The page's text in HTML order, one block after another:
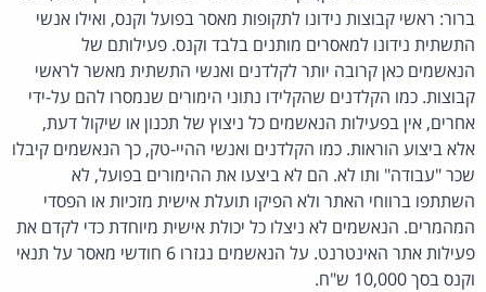
ברור: ראשי קבוצות נידונו לתקופות מאסר בפועל וקנס, ואילו אנשי
התשתית נידונו למאסרים מותנים בלבד וקנס. פעילותם של
הנאשמים כאן קרובה יותר לקלדנים ואנשי התשתית מאשר לראשי
קבוצות. כמו הקלדנים שהקלידו נתוני הימורים שנמסרו להם על-ידי
אחרים, אין בפעילות הנאשמים כל ניצוץ של תכנון או שיקול דעת,
אלא ביצוע הוראות. כמו הקלדנים ואנשי ההיי-טק, כך הנאשמים קיבלו
שכר "עבודה" ותו לא. הם לא ביצעו את ההימורים בפועל, לא
השתתפו ברווחי האתר ולא הפיקו תועלת אישית מזכיות או הפסדי
המהמרים. הנאשמים לא ניצלו כל יכולת אישית מיוחדת כדי לקדם את
פעילות אתר האינטרנט. על הנאשמים נגזרו 6 חודשי מאסר על תנאי
וקנס בסך 10,000 ש"ח.